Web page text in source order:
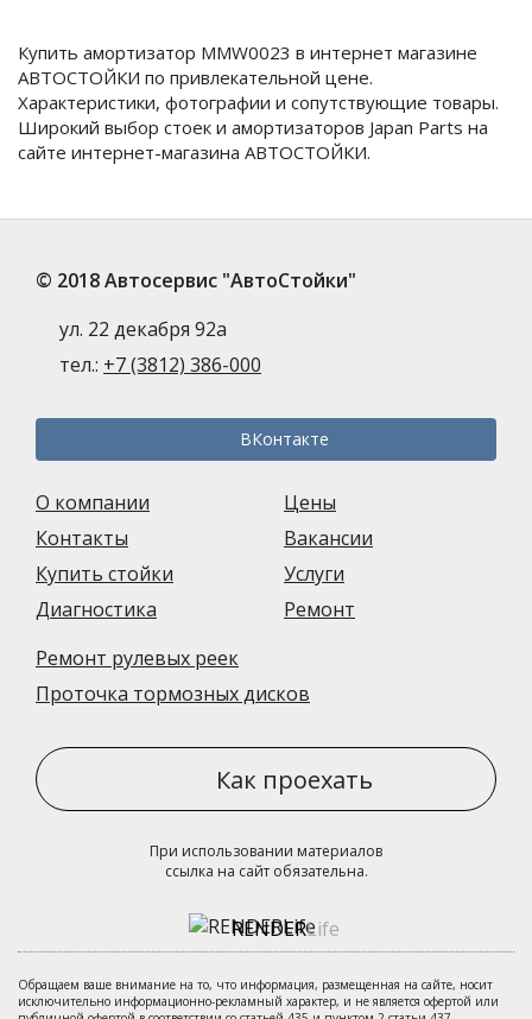
Купить амортизатор MMW0023 в интернет магазине
АВТОСТОЙКИ по привлекательной цене.
Характеристики, фотографии и сопутствующие товары.
Широкий выбор стоек и амортизаторов Japan Parts на
сайте интернет-магазина АВТОСТОЙКИ.
© 2018 Автосервис "АвтоСтойки"
ул. 22 декабря 92а
тел.: +7 (3812) 386-000
ВКонтакте
О компании
Контакты
Купить стойки
Диагностика
Цены
Вакансии
Услуги
Ремонт
Ремонт рулевых реек
Проточка тормозных дисков
Как проехать
При использовании материалов
ссылка на сайт обязательна.
RENDERLife
Обращаем ваше внимание на то, что информация, размещенная на сайте, носит
исключительно информационно-рекламный характер, и не является офертой или